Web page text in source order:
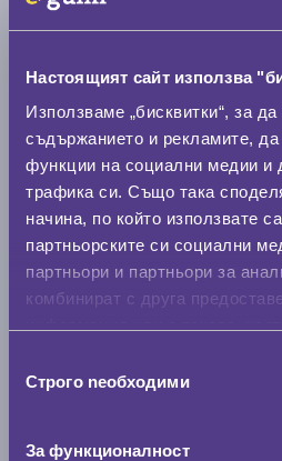
Настоящият сайт използва
Използваме „бисквитки“, за
съдържанието и рекламите,
функции на социални медии и
трафика си. Също така
начина, по който използвате
партньорските си социални
партньори и партньори за
комбинират с друга
наСтрого nеобходими
За функционалност
Нов размер
Стар